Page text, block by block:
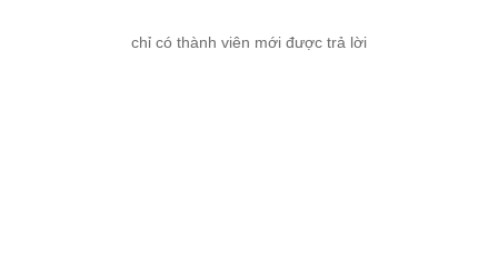
chỉ có thành viên mới được trả lời